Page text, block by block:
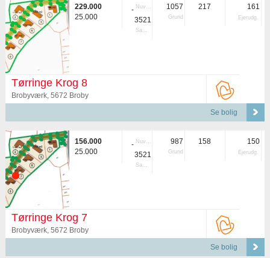
229.000
25.000
- Nuvær.
3521
Samlet
1057
Grund
217 161
Ejerudg.
Tørringe Krog 8
Brobyværk, 5672 Broby
Se bolig
156.000
25.000
- Nuvær.
3521
Samlet
987
Grund
158 150
Ejerudg.
Tørringe Krog 7
Brobyværk, 5672 Broby
Se bolig